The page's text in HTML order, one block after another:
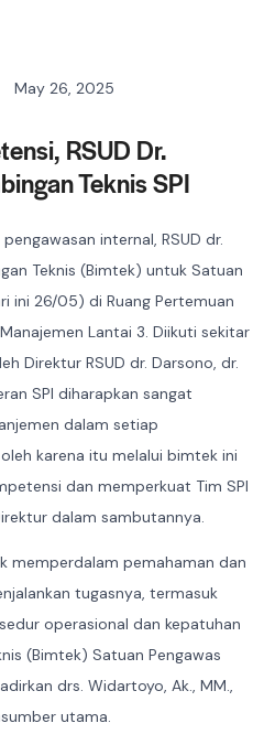
May 26, 2025
RSUD Dr.
Teknis SPI
internal, RSUD dr.
Teknis (Bimtek) untuk Satuan
ini 26/05) di Ruang Pertemuan
Lantai 3. Diikuti sekitar
Direktur RSUD dr. Darsono, dr.
SPI diharapkan sangat
dalam setiap
karena itu melalui bimtek ini
dan memperkuat Tim SPI
dalam sambutannya.
memperdalam pemahaman dan
tugasnya, termasuk
operasional dan kepatuhan
(Bimtek) Satuan Pengawas
drs. Widartoyo, Ak., MM.,
utama.